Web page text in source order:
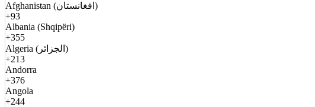
Afghanistan (افغانستان)
+93
Albania (Shqipëri)
+355
Algeria (الجزائر)
+213
Andorra
+376
Angola
+244